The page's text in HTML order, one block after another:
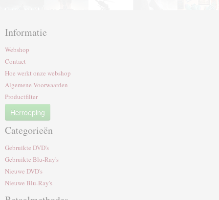
Informatie
Webshop
Contact
Hoe werkt onze webshop
Algemene Voorwaarden
Productfilter
Herroeping
Categorieën
Gebruikte DVD's
Gebruikte Blu-Ray's
Nieuwe DVD's
Nieuwe Blu-Ray's